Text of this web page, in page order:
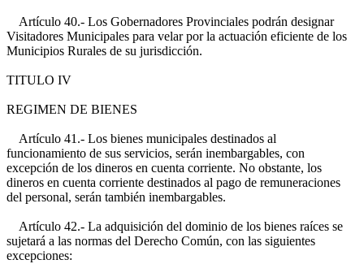
Artículo 40.- Los Gobernadores Provinciales podrán designar
Visitadores Municipales para velar por la actuación eficiente de los
Municipios Rurales de su jurisdicción.
TITULO IV
REGIMEN DE BIENES
Artículo 41.- Los bienes municipales destinados al
funcionamiento de sus servicios, serán inembargables, con
excepción de los dineros en cuenta corriente. No obstante, los
dineros en cuenta corriente destinados al pago de remuneraciones
del personal, serán también inembargables.
Artículo 42.- La adquisición del dominio de los bienes raíces se
sujetará a las normas del Derecho Común, con las siguientes
excepciones: